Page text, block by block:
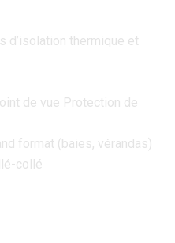
d’isolation thermique et
de vue Protection de
format (baies, vérandas)
collé